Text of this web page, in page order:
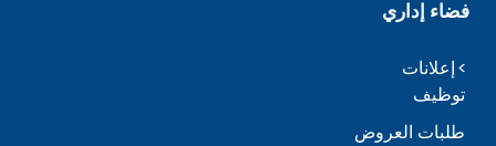
فضاء إداري
إعلانات
توظيف
طلبات العروض